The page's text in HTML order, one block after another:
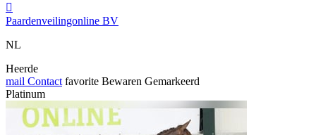

Paardenveilingonline BV
NL
Heerde
mail Contact favorite Bewaren Gemarkeerd
Platinum